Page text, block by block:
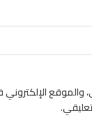
والموقع